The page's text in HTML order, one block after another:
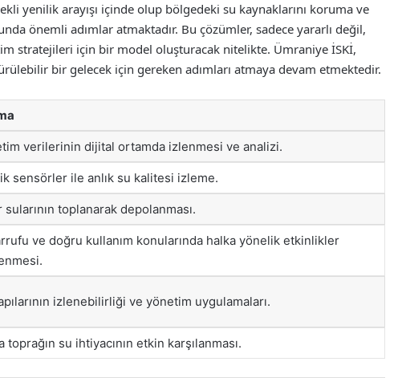
yenilik arayışı içinde olup bölgedeki su kaynaklarını koruma ve
önemli adımlar atmaktadır. Bu çözümler, sadece yararlı değil,
stratejileri için bir model oluşturacak nitelikte. Ümraniye İSKİ,
bir gelecek için gereken adımları atmaya devam etmektedir.
verilerinin dijital ortamda izlenmesi ve analizi.
sensörler ile anlık su kalitesi izleme.
sularının toplanarak depolanması.
ve doğru kullanım konularında halka yönelik etkinlikler
izlenebilirliği ve yönetim uygulamaları.
toprağın su ihtiyacının etkin karşılanması.